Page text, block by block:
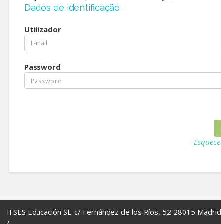
Dados de identificação
Utilizador
Password
IFSES Educación SL. c/ Fernández de los Ríos, 52 28015